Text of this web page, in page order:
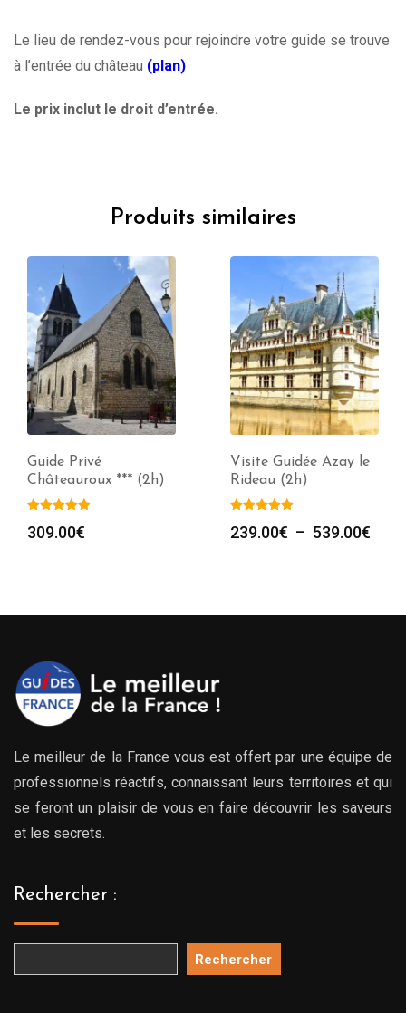
Le lieu de rendez-vous pour rejoindre votre guide se trouve
à l’entrée du château (plan)
Le prix inclut le droit d’entrée.
Produits similaires
Guide Privé
Châteauroux *** (2h)
309.00€
Visite Guidée Azay le
Rideau (2h)
239.00€ – 539.00€
à
Le meilleur de la France vous est offert par une équipe de
professionnels réactifs, connaissant leurs territoires et qui
se feront un plaisir de vous en faire découvrir les saveurs
et les secrets.
Rechercher :
Rechercher